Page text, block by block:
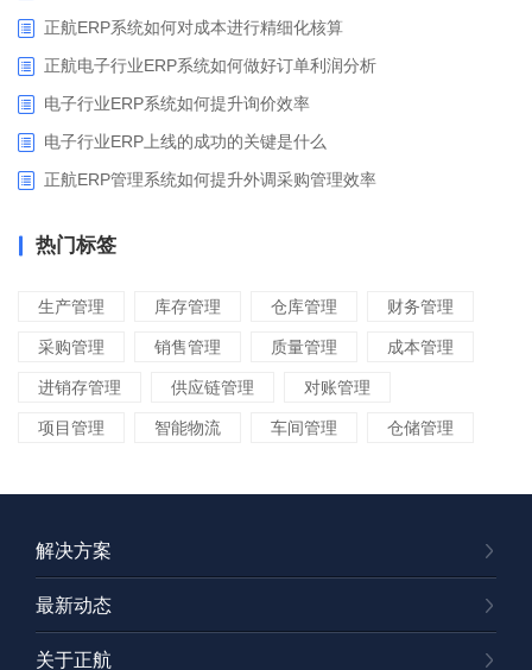
正航ERP系统如何对成本进行精细化核算
正航电子行业ERP系统如何做好订单利润分析
电子行业ERP系统如何提升询价效率
电子行业ERP上线的成功的关键是什么
正航ERP管理系统如何提升外调采购管理效率
热门标签
生产管理 库存管理 仓库管理 财务管理
采购管理 销售管理 质量管理 成本管理
进销存管理 供应链管理 对账管理
项目管理 智能物流 车间管理 仓储管理
解决方案
最新动态
关于正航